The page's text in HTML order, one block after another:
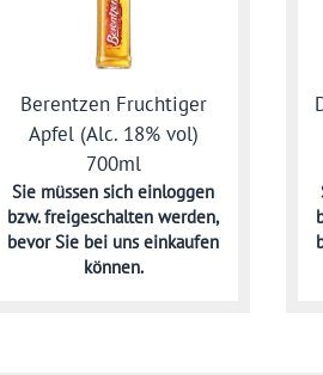
Berentzen Fruchtiger
Apfel (Alc. 18% vol)
700ml
Sie müssen sicheinloggen
bzw. freigeschalten werden,
bevor Sie bei uns einkaufen
können.